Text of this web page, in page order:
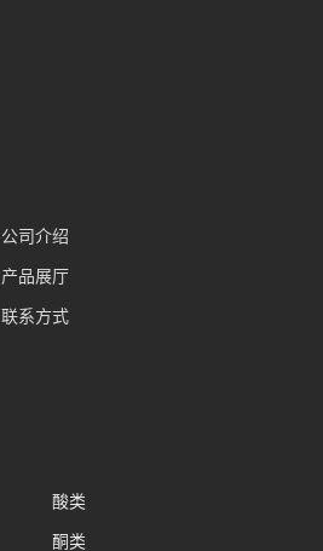
公司介绍
产品展厅
联系方式
酸类
酮类